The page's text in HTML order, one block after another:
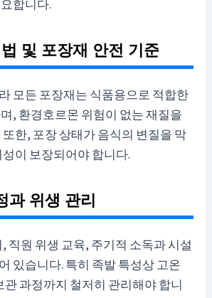
합니다.
및 포장재 안전 기준
모든 포장재는 식품용으로 적합한
, 환경호르몬 위험이 없는 재질을
한, 포장 상태가 음식의 변질을 막
이 보장되어야 합니다.
과 위생 관리
직원 위생 교육, 주기적 소독과 시설
있습니다. 특히 족발 특성상 고온
관 과정까지 철저히 관리해야 합니